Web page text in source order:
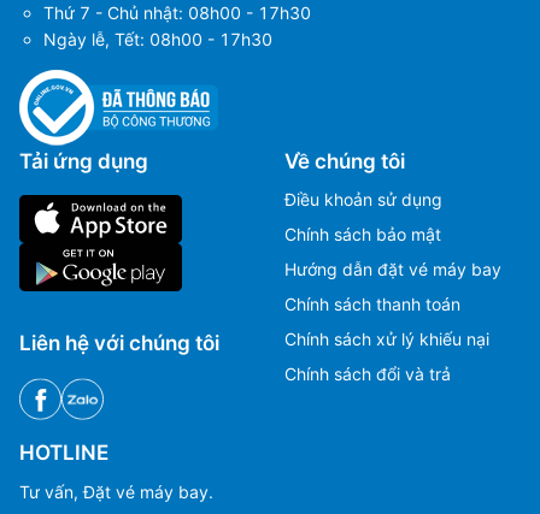
Thứ 7 - Chủ nhật: 08h00 - 17h30
Ngày lễ, Tết: 08h00 - 17h30
Tải ứng dụng
Liên hệ với chúng tôi
Về chúng tôi
Điều khoản sử dụng
Chính sách bảo mật
Hướng dẫn đặt vé máy bay
Chính sách thanh toán
Chính sách xử lý khiếu nại
Chính sách đổi và trả
HOTLINE
Tư vấn, Đặt vé máy bay.